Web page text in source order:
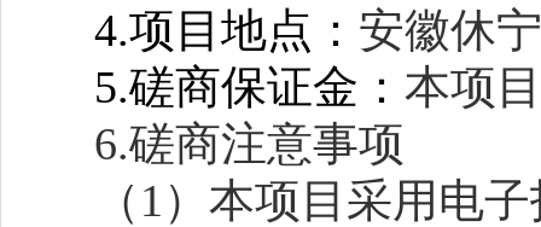
4.项目地点： 安徽休
5.磋商保证金 ：本项
6.磋商注意事项
（ 1）本项目采用电